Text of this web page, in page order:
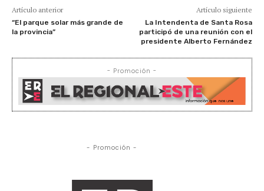
Artículo anterior
“El parque solar más grande de
la provincia”
Artículo siguiente
La Intendenta de Santa Rosa
participó de una reunión con el
presidente Alberto Fernández
- Promoción -
- Promoción -